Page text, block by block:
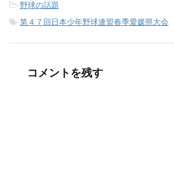
-野球の話題
-第４７回日本少年野球連盟春季愛媛県大会
コメントを残す